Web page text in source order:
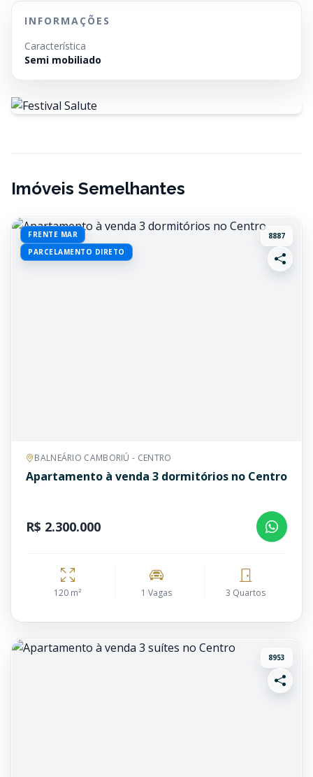
INFORMAÇÕES
Característica
Semi mobiliado
Imóveis Semelhantes
FRENTE MAR
PARCELAMENTO DIRETO
8887
BALNEÁRIO CAMBORIÚ - CENTRO
Apartamento à venda 3 dormitórios no Centro
R$ 2.300.000
120 m² 1 Vagas 3 Quartos
8953